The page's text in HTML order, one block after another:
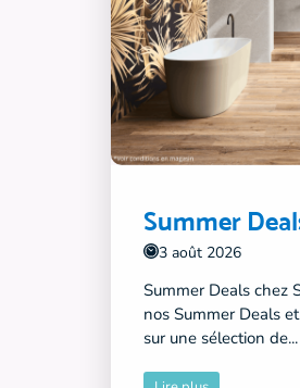
Summer
3 août 2026
Summer Deals chez
nos Summer Deals
sur une sélection de...